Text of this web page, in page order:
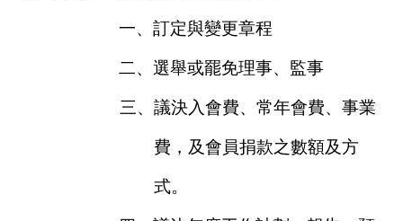
一、訂定與變更章程
二、選舉或罷免理事、監事
三、議決入會費、常年會費、事業
費，及會員捐款之數額及方
式。